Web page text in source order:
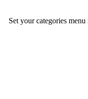
Set your categories